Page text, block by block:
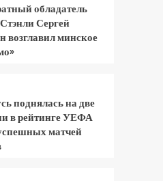
обладатель
Сергей
возглавил минское
поднялась на две
в рейтинге УЕФА
матчей